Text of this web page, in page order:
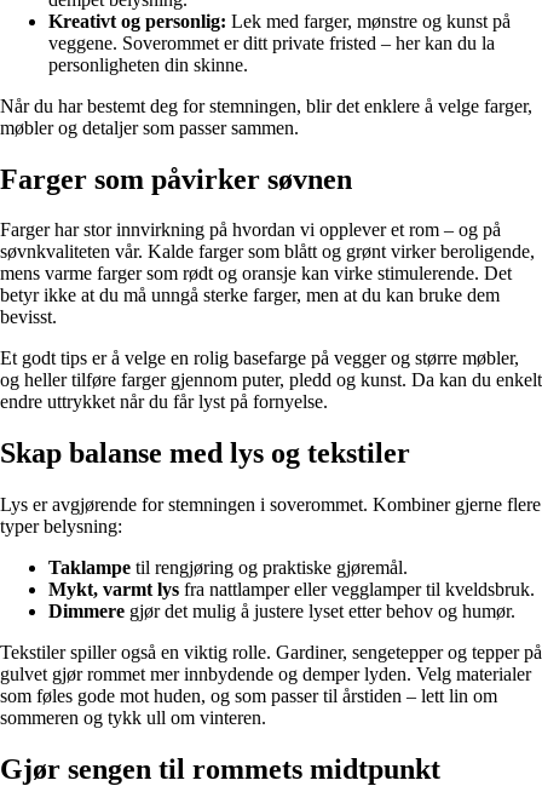
Kreativt og personlig: Lek med farger, mønstre og kunst på
veggene. Soverommet er ditt private fristed – her kan du la
personligheten din skinne.
Når du har bestemt deg for stemningen, blir det enklere å velge farger,
møbler og detaljer som passer sammen.
Farger som påvirker søvnen
Farger har stor innvirkning på hvordan vi opplever et rom – og på
søvnkvaliteten vår. Kalde farger som blått og grønt virker beroligende,
mens varme farger som rødt og oransje kan virke stimulerende. Det
betyr ikke at du må unngå sterke farger, men at du kan bruke dem
bevisst.
Et godt tips er å velge en rolig basefarge på vegger og større møbler,
og heller tilføre farger gjennom puter, pledd og kunst. Da kan du enkelt
endre uttrykket når du får lyst på fornyelse.
Skap balanse med lys og tekstiler
Lys er avgjørende for stemningen i soverommet. Kombiner gjerne flere
typer belysning:
Taklampe til rengjøring og praktiske gjøremål.
Mykt, varmt lys fra nattlamper eller vegglamper til kveldsbruk.
Dimmere gjør det mulig å justere lyset etter behov og humør.
Tekstiler spiller også en viktig rolle. Gardiner, sengetepper og tepper på
gulvet gjør rommet mer innbydende og demper lyden. Velg materialer
som føles gode mot huden, og som passer til årstiden – lett lin om
sommeren og tykk ull om vinteren.
Gjør sengen til rommets midtpunkt